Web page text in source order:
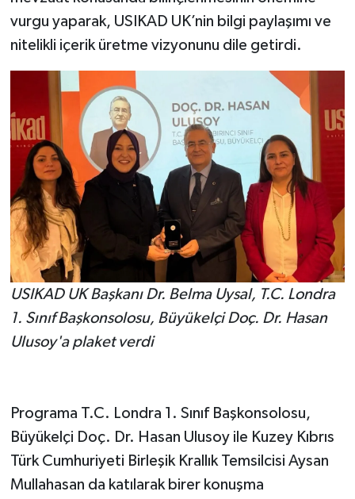
vurgu yaparak, USIKAD UK’nin bilgi paylaşımı ve
nitelikli içerik üretme vizyonunu dile getirdi.
USIKAD UK Başkanı Dr. Belma Uysal, T.C. Londra
1. Sınıf Başkonsolosu, Büyükelçi Doç. Dr. Hasan
Ulusoy'a plaket verdi
Programa T.C. Londra 1. Sınıf Başkonsolosu,
Büyükelçi Doç. Dr. Hasan Ulusoy ile Kuzey Kıbrıs
Türk Cumhuriyeti Birleşik Krallık Temsilcisi Aysan
Mullahasan da katılarak birer konuşma